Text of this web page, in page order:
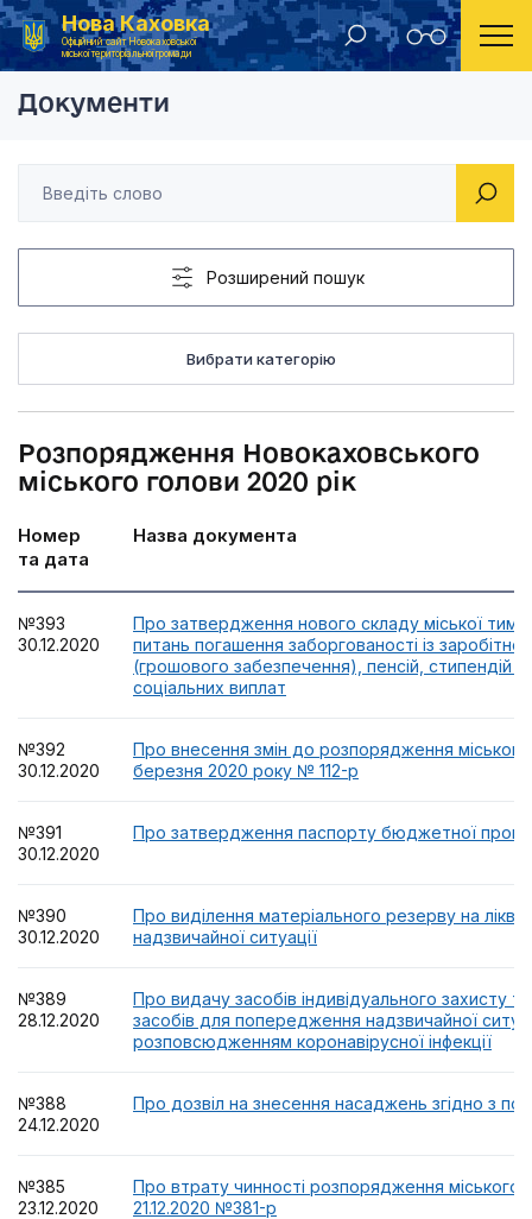
Нова Каховка
Офіційний сайт Новокаховської
міської територіальної громади
Головна Розпорядження Новокаховського міського
Документи
Розширений пошук
Вибрати категорію
Розпорядження Новокаховського
міського голови 2020 рік
Номер
та дата
Назва документа
№393
30.12.2020
Про затвердження нового складу міської
питань погашення заборгованості із
(грошового забезпечення), пенсій, стипендій
соціальних виплат
№392
30.12.2020
Про внесення змін до розпорядження міського
березня 2020 року № 112-р
№391
30.12.2020
Про затвердження паспорту бюджетної
№390
30.12.2020
Про виділення матеріального резерву на
надзвичайної ситуації
№389
28.12.2020
Про видачу засобів індивідуального захисту
засобів для попередження надзвичайної
розповсюдженням коронавірусної інфекції
№388
24.12.2020
Про дозвіл на знесення насаджень згідно з
№385
23.12.2020
Про втрату чинності розпорядження міського
21.12.2020 №381-р